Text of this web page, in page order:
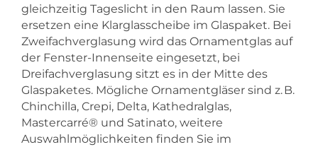
gleichzeitig Tageslicht in den Raum lassen. Sie
ersetzen eine Klarglasscheibe im Glaspaket. Bei
Zweifachverglasung wird das Ornamentglas auf
der Fenster-Innenseite eingesetzt, bei
Dreifachverglasung sitzt es in der Mitte des
Glaspaketes. Mögliche Ornamentgläser sind z. B.
Chinchilla, Crepi, Delta, Kathedralglas,
Mastercarré® und Satinato, weitere
Auswahlmöglichkeiten finden Sie im